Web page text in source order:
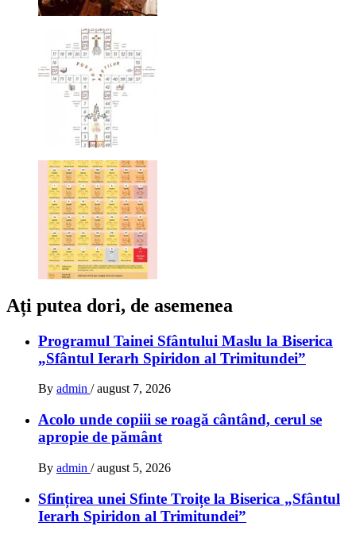
Ați putea dori, de asemenea
Programul Tainei Sfântului Maslu la Biserica
„Sfântul Ierarh Spiridon al Trimitundei”
By admin / august 7, 2026
Acolo unde copiii se roagă cântând, cerul se
apropie de pământ
By admin / august 5, 2026
Sfințirea unei Sfinte Troițe la Biserica „Sfântul
Ierarh Spiridon al Trimitundei”